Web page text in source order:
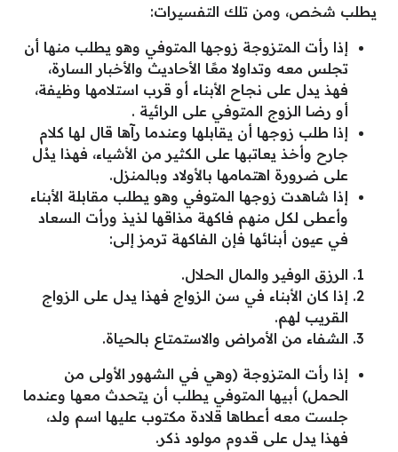
يطلب شخص، ومن تلك التفسيرات:
إذا رأت المتزوجة زوجها المتوفي وهو يطلب منها أن
تجلس معه وتداولا معًا الأحاديث والأخبار السارة،
فهذ يدل على نجاح الأبناء أو قرب استلامها وظيفة،
أو رضا الزوج المتوفي على الرائية .
إذا طلب زوجها أن يقابلها وعندما رآها قال لها كلام
جارح وأخذ يعاتبها على الكثير من الأشياء، فهذا يدُل
على ضرورة اهتمامها بالأولاد وبالمنزل.
إذا شاهدت زوجها المتوفي وهو يطلب مقابلة الأبناء
وأعطى لكل منهم فاكهة مذاقها لذيذ ورأت السعاد
في عيون أبنائها فإن الفاكهة ترمز إلى:
الرزق الوفير والمال الحلال.
إذا كان الأبناء في سن الزواج فهذا يدل على الزواج
القريب لهم.
الشفاء من الأمراض والاستمتاع بالحياة.
إذا رأت المتزوجة (وهي في الشهور الأولى من
الحمل) أبيها المتوفي يطلب أن يتحدث معها وعندما
جلست معه أعطاها قلادة مكتوب عليها اسم ولد،
فهذا يدل على قدوم مولود ذكر.